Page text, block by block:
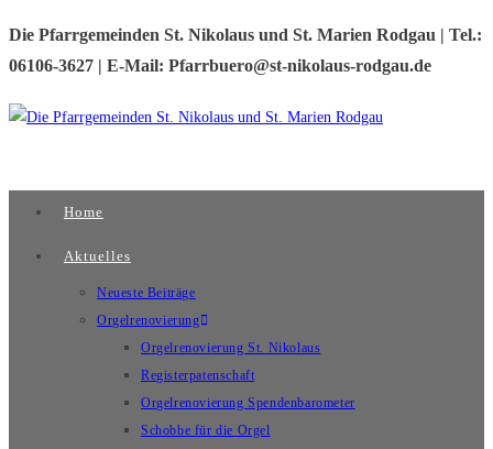
springen
Die Pfarrgemeinden St. Nikolaus und St. Marien Rodgau | Tel.:
06106-3627 | E-Mail: Pfarrbuero@st-nikolaus-rodgau.de
Home
Aktuelles
Neueste Beiträge
Orgelrenovierung
Orgelrenovierung St. Nikolaus
Registerpatenschaft
Orgelrenovierung Spendenbarometer
Schobbe für die Orgel